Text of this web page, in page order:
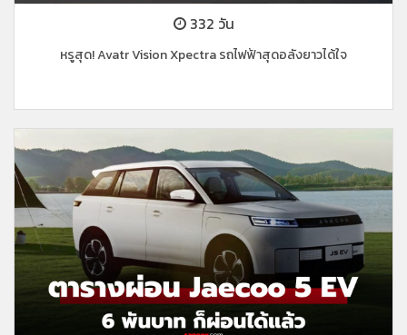
332 วัน
หรูสุด! Avatr Vision Xpectra รถไฟฟ้าสุดอลังยาวได้ใจ